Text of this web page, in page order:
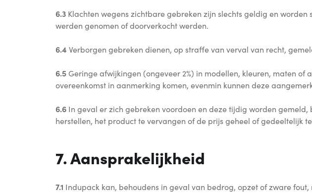
6.3 Klachten wegens zichtbare gebreken zijn slechts geldig en
werden genomen of doorverkocht werden.
6.4 Verborgen gebreken dienen, op straffe van verval van recht,
6.5Geringe afwijkingen (ongeveer 2%) in modellen, kleuren, maten
overeenkomst in aanmerking komen, evenmin kunnen deze
6.6 In geval er zich gebreken voordoen en deze tijdig worden
herstellen, het product te vervangen of de prijs geheel of gedeeltelijk
7. Aansprakelijkheid
7.1 Indupack kan, behoudens in geval van bedrog, opzet of zware